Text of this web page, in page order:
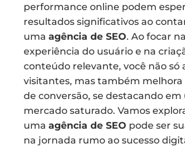
performance online podem
resultados significativos ao
uma agência de SEO. Ao focar na
experiência do usuário e na
conteúdo relevante, você não só
visitantes, mas também melhora
de conversão, se destacando em
mercado saturado. Vamos
uma agência de SEO pode ser
na jornada rumo ao sucesso